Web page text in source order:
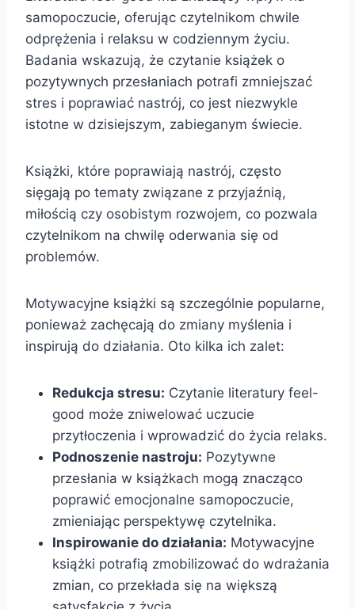
samopoczucie, oferując czytelnikom chwile
odprężenia i relaksu w codziennym życiu.
Badania wskazują, że czytanie książek o
pozytywnych przesłaniach potrafi zmniejszać
stres i poprawiać nastrój, co jest niezwykle
istotne w dzisiejszym, zabieganym świecie.
Książki, które poprawiają nastrój, często
sięgają po tematy związane z przyjaźnią,
miłością czy osobistym rozwojem, co pozwala
czytelnikom na chwilę oderwania się od
problemów.
Motywacyjne książki są szczególnie popularne,
ponieważ zachęcają do zmiany myślenia i
inspirują do działania. Oto kilka ich zalet:
Redukcja stresu: Czytanie literatury feel-
good może zniwelować uczucie
przytłoczenia i wprowadzić do życia relaks.
Podnoszenie nastroju: Pozytywne
przesłania w książkach mogą znacząco
poprawić emocjonalne samopoczucie,
zmieniając perspektywę czytelnika.
Inspirowanie do działania: Motywacyjne
książki potrafią zmobilizować do wdrażania
zmian, co przekłada się na większą